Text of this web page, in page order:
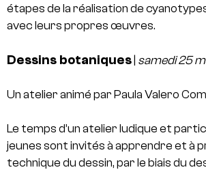
étapes de la réalisation de
avec leurs propres œuvres.
Dessins botaniques| samedi 25
Un atelier animé par Paula Valero
Le temps d’un atelier ludique et
jeunes sont invités à apprendre et à
technique du dessin, par le biais du